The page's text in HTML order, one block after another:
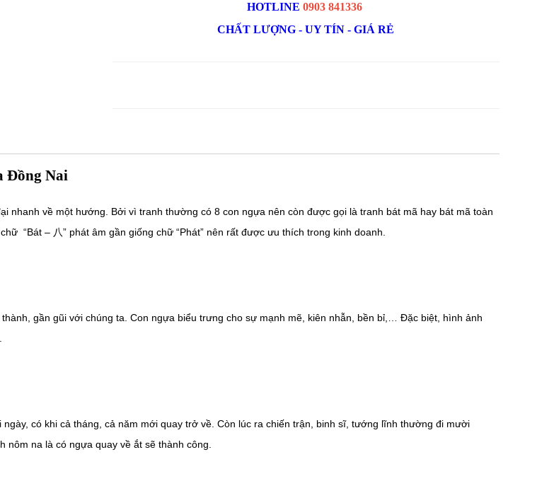
HOTLINE 0903 841336
CHẤT LƯỢNG - UY TÍN - GIÁ RẺ
Đồng Nai
nhanh về một hướng. Bởi vì tranh thường có 8 con ngựa nên còn được gọi là tranh bát mã hay bát mã toàn
“Bát – 八” phát âm gần giống chữ “Phát” nên rất được ưu thích trong kinh doanh.
gần gũi với chúng ta. Con ngựa biểu trưng cho sự mạnh mẽ, kiên nhẫn, bền bỉ,… Đặc biệt, hình ảnh
có khi cả tháng, cả năm mới quay trở về. Còn lúc ra chiến trận, binh sĩ, tướng lĩnh thường đi mười
nôm na là có ngựa quay về ắt sẽ thành công.